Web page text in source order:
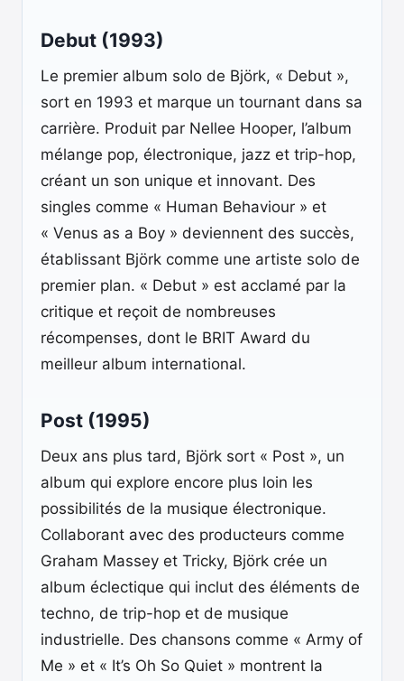
Debut (1993)
Le premier album solo de Björk, « Debut »,
sort en 1993 et marque un tournant dans sa
carrière. Produit par Nellee Hooper, l’album
mélange pop, électronique, jazz et trip-hop,
créant un son unique et innovant. Des
singles comme « Human Behaviour » et
« Venus as a Boy » deviennent des succès,
établissant Björk comme une artiste solo de
premier plan. « Debut » est acclamé par la
critique et reçoit de nombreuses
récompenses, dont le BRIT Award du
meilleur album international.
Post (1995)
Deux ans plus tard, Björk sort « Post », un
album qui explore encore plus loin les
possibilités de la musique électronique.
Collaborant avec des producteurs comme
Graham Massey et Tricky, Björk crée un
album éclectique qui inclut des éléments de
techno, de trip-hop et de musique
industrielle. Des chansons comme « Army of
Me » et « It’s Oh So Quiet » montrent la